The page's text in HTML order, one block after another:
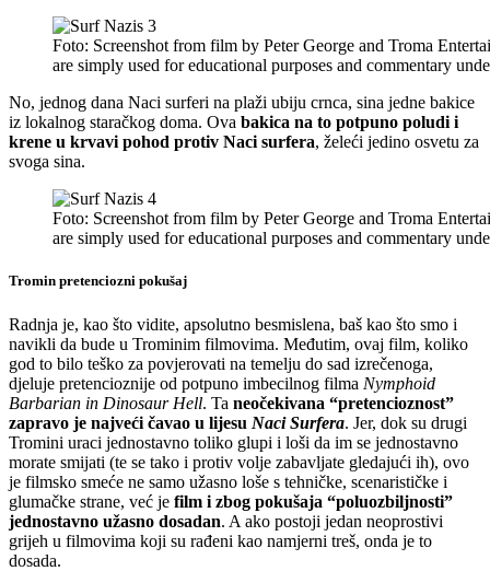
Foto: Screenshot from film by Peter George and Troma
are simply used for educational purposes and commentary
No, jednog dana Naci surferi na plaži ubiju crnca, sina jedne bakice
iz lokalnog staračkog doma. Ova bakica na to potpuno poludi i
krene u krvavi pohod protiv Naci surfera, želeći jedino osvetu za
svoga sina.
Foto: Screenshot from film by Peter George and Troma
are simply used for educational purposes and commentary
Tromin pretenciozni pokušaj
Radnja je, kao što vidite, apsolutno besmislena, baš kao što smo i
navikli da bude u Trominim filmovima. Međutim, ovaj film, koliko
god to bilo teško za povjerovati na temelju do sad izrečenoga,
djeluje pretencioznije od potpuno imbecilnog filma Nymphoid
Barbarian in Dinosaur Hell. Ta neočekivana “pretencioznost”
zapravo je najveći čavao u lijesu Naci Surfera. Jer, dok su drugi
Tromini uraci jednostavno toliko glupi i loši da im se jednostavno
morate smijati (te se tako i protiv volje zabavljate gledajući ih), ovo
je filmsko smeće ne samo užasno loše s tehničke, scenarističke i
glumačke strane, već je film i zbog pokušaja “poluozbiljnosti”
jednostavno užasno dosadan. A ako postoji jedan neoprostivi
grijeh u filmovima koji su rađeni kao namjerni treš, onda je to
dosada.